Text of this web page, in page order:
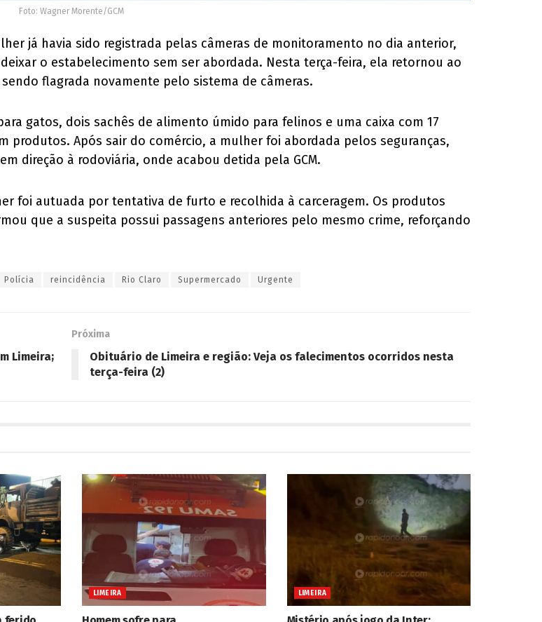
Foto: Wagner Morente/GCM
já havia sido registrada pelas câmeras de monitoramento no dia anterior,
o estabelecimento sem ser abordada. Nesta terça-feira, ela retornou ao
flagrada novamente pelo sistema de câmeras.
gatos, dois sachês de alimento úmido para felinos e uma caixa com 17
produtos. Após sair do comércio, a mulher foi abordada pelos seguranças,
direção à rodoviária, onde acabou detida pela GCM.
foi autuada por tentativa de furto e recolhida à carceragem. Os produtos
que a suspeita possui passagens anteriores pelo mesmo crime, reforçando
Polícia reincidência Rio Claro Supermercado Urgente
Limeira;
Próxima
Obituário de Limeira e região: Veja os falecimentos ocorridos nesta
terça-feira (2)
LIMEIRA LIMEIRA